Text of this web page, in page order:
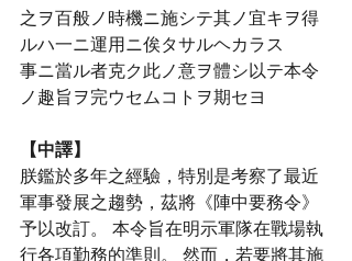
之ヲ百般ノ時機ニ施シテ其ノ宜キヲ得
ルハ一ニ運用ニ俟タサルヘカラス
事ニ當ル者克ク此ノ意ヲ體シ以テ本令
ノ趣旨ヲ完ウセムコトヲ期セヨ
【中譯】
朕鑑於多年之經驗，特別是考察了最近
軍事發展之趨勢，茲將《陣中要務令》
予以改訂。 本令旨在明示軍隊在戰場執
行各項勤務的準則。 然而，若要將其施